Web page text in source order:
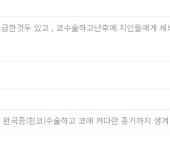
한것두 있고 , 코수술하고난후에 지인들에게
곡증(흰코)수술하고 코에 커다란 종기까지 생